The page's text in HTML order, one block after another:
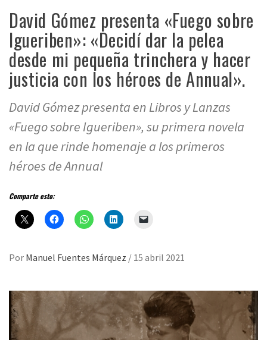
David Gómez presenta «Fuego sobre
Igueriben»: «Decidí dar la pelea
desde mi pequeña trinchera y hacer
justicia con los héroes de Annual».
David Gómez presenta en Libros y Lanzas
«Fuego sobre Igueriben», su primera novela
en la que rinde homenaje a los primeros
héroes de Annual
Comparte esto:
Por Manuel Fuentes Márquez / 15 abril 2021